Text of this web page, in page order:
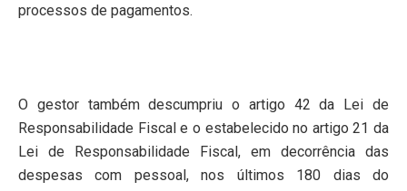
processos de pagamentos.
O gestor também descumpriu o artigo 42 da Lei de
Responsabilidade Fiscal e o estabelecido no artigo 21 da
Lei de Responsabilidade Fiscal, em decorrência das
despesas com pessoal, nos últimos 180 dias do